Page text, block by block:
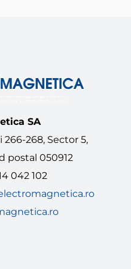
SA
266-268, Sector 5,
postal 050912
042 102